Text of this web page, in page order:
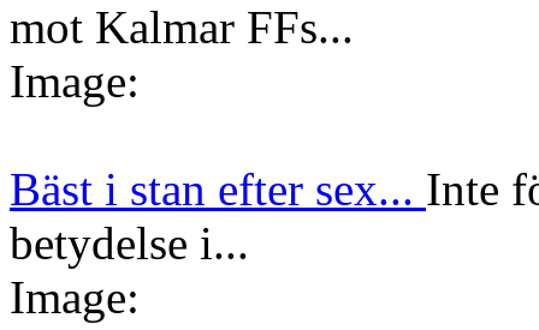
mot Kalmar FFs...
Image:
Bäst i stan efter sex... Inte
betydelse i...
Image: